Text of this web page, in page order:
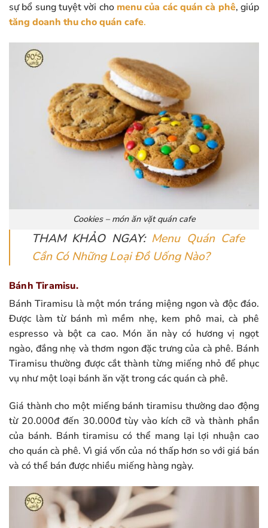
sự bổ sung tuyệt vời cho menu của các quán cà phê, giúp
tăng doanh thu cho quán cafe.
Cookies – món ăn vặt quán cafe
THAM KHẢO NGAY: Menu Quán Cafe
Cần Có Những Loại Đồ Uống Nào?
Bánh Tiramisu.
Bánh Tiramisu là một món tráng miệng ngon và độc đáo.
Được làm từ bánh mì mềm nhẹ, kem phô mai, cà phê
espresso và bột ca cao. Món ăn này có hương vị ngọt
ngào, đắng nhẹ và thơm ngon đặc trưng của cà phê. Bánh
Tiramisu thường được cắt thành từng miếng nhỏ để phục
vụ như một loại bánh ăn vặt trong các quán cà phê.
Giá thành cho một miếng bánh tiramisu thường dao động
từ 20.000đ đến 30.000đ tùy vào kích cỡ và thành phần
của bánh. Bánh tiramisu có thể mang lại lợi nhuận cao
cho quán cà phê. Vì giá vốn của nó thấp hơn so với giá bán
và có thể bán được nhiều miếng hàng ngày.